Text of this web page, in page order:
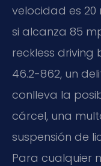
velocidad es 20
si alcanza 85
reckless driving
46.2-862, un
conlleva la
cárcel, una
suspensión de
Para cualquier